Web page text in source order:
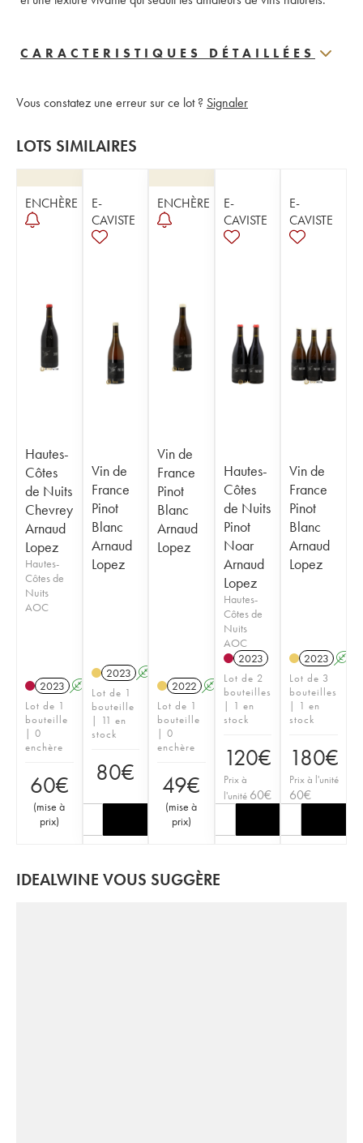
CARACTERISTIQUES DÉTAILLÉES
Vous constatez une erreur sur ce lot ? Signaler
LOTS SIMILAIRES
ENCHÈRE
Hautes-
Côtes
de Nuits
Chevrey
Arnaud
Lopez
Hautes-
Côtes de
Nuits
AOC
2023 A
Lot de 1
bouteille
| 0
enchère
60€
(mise à
prix)
E-
CAVISTE
Vin de
France
Pinot
Blanc
Arnaud
Lopez
2023 A
Lot de 1
bouteille
| 11 en
stock
80€
ENCHÈRE
Vin de
France
Pinot
Blanc
Arnaud
Lopez
2022 A
Lot de 1
bouteille
| 0
enchère
49€
(mise à
prix)
E-
CAVISTE
Hautes-
Côtes
de Nuits
Pinot
Noar
Arnaud
Lopez
Hautes-
Côtes de
Nuits
AOC
2023
Lot de 2
bouteilles
| 1 en
stock
120€
Prix à
l'unité 60€
E-
CAVISTE
Vin de
France
Pinot
Blanc
Arnaud
Lopez
2023 A
Lot de 3
bouteilles
| 1 en
stock
180€
Prix à l'unité
60€
IDEALWINE VOUS SUGGÈRE